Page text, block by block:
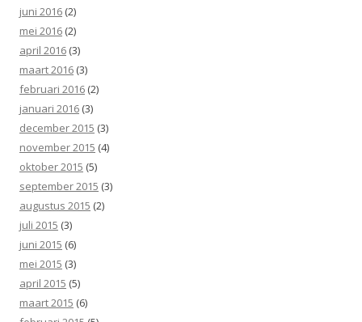
juni 2016 (2)
mei 2016 (2)
april 2016 (3)
maart 2016 (3)
februari 2016 (2)
januari 2016 (3)
december 2015 (3)
november 2015 (4)
oktober 2015 (5)
september 2015 (3)
augustus 2015 (2)
juli 2015 (3)
juni 2015 (6)
mei 2015 (3)
april 2015 (5)
maart 2015 (6)